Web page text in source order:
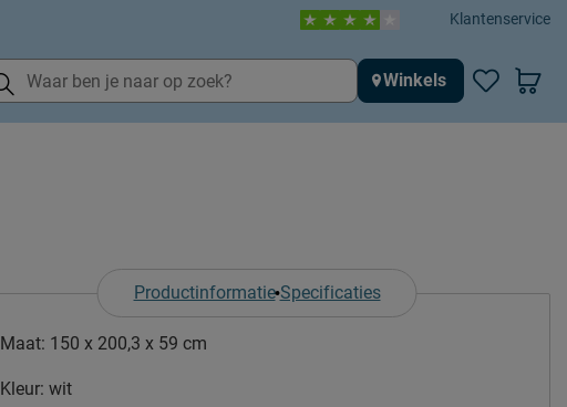
Klantenservice
Winkels
Productinformatie Specificaties
Maat: 150 x 200,3 x 59 cm
Kleur: wit